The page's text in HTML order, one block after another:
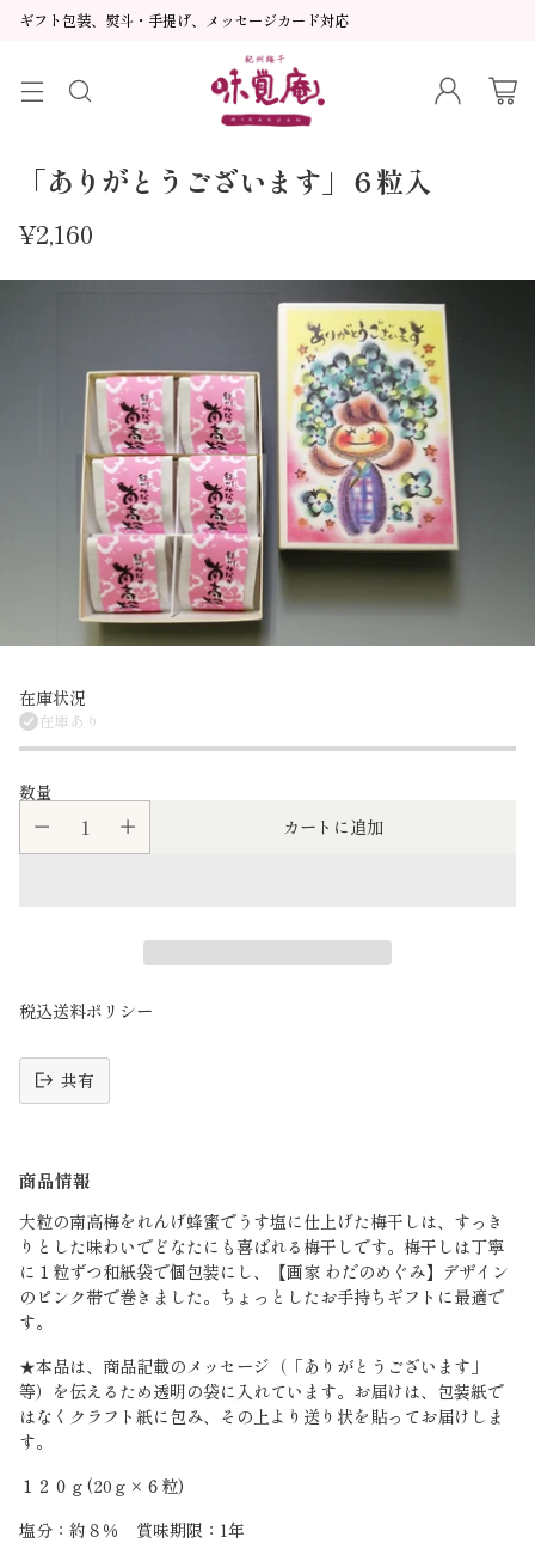
ギフト包装、熨斗・手提げ、メッセージカード対応
「ありがとうございます」６粒入
通
常
¥2,160
在庫状況
在庫あり
数量
カートに追加
税込送料ポリシー
共有
み
込
み
中
商品情報
大粒の南高梅をれんげ蜂蜜でうす塩に仕上げた梅干しは、すっき
りとした味わいでどなたにも喜ばれる梅干しです。梅干しは丁寧
に１粒ずつ和紙袋で個包装にし、【画家 わだのめぐみ】デザイン
のピンク帯で巻きました。ちょっとしたお手持ちギフトに最適で
す。
★本品は、商品記載のメッセージ（「ありがとうございます」
等）を伝えるため透明の袋に入れています。お届けは、包装紙で
はなくクラフト紙に包み、その上より送り状を貼ってお届けしま
す。
１２０ｇ(20ｇ×６粒)
塩分：約８％ 賞味期限：1年